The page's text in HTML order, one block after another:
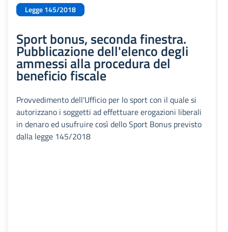
Legge 145/2018
Sport bonus, seconda finestra.
Pubblicazione dell'elenco degli
ammessi alla procedura del
beneficio fiscale
Provvedimento dell'Ufficio per lo sport con il quale si
autorizzano i soggetti ad effettuare erogazioni liberali
in denaro ed usufruire così dello Sport Bonus previsto
dalla legge 145/2018